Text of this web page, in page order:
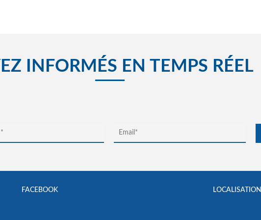
INFORMÉS EN TEMPS RÉEL
FACEBOOK LOCALISATION